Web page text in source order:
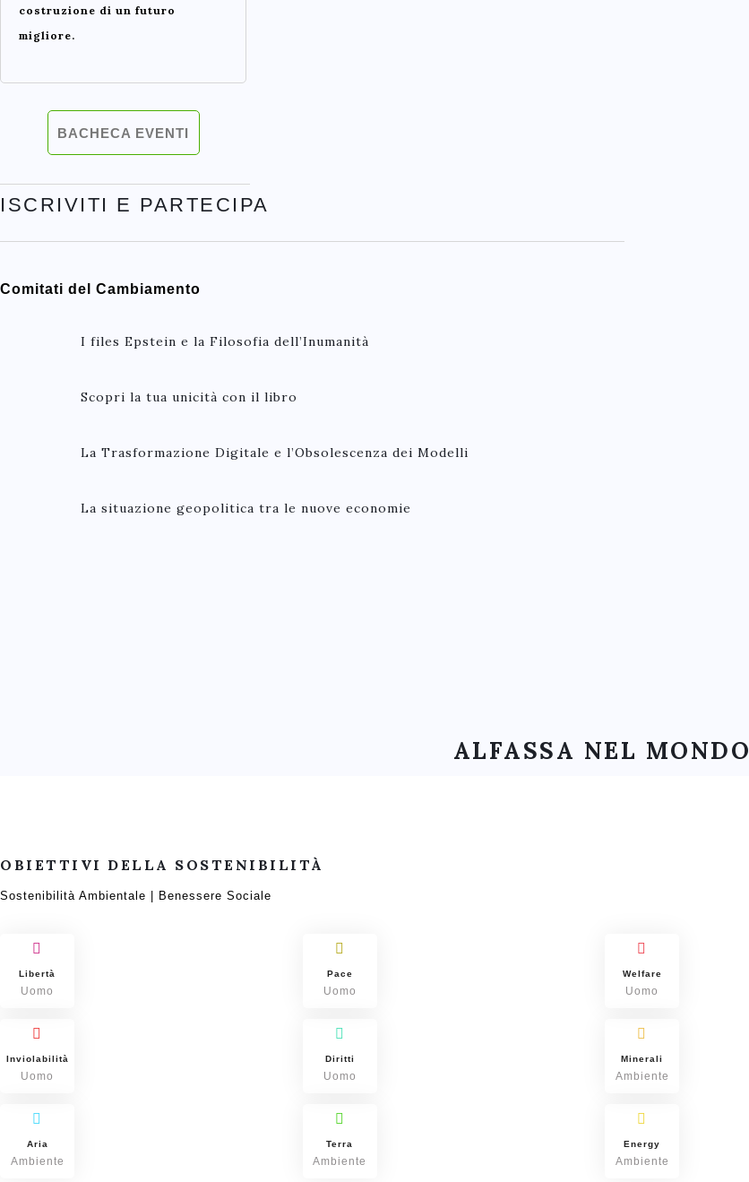
costruzione di un futuro
migliore.
BACHECA EVENTI
ISCRIVITI E PARTECIPA
Comitati del Cambiamento
I files Epstein e la Filosofia dell’Inumanità
Scopri la tua unicità con il libro
La Trasformazione Digitale e l’Obsolescenza dei Modelli
La situazione geopolitica tra le nuove economie
ALFASSA NEL MONDO
OBIETTIVI DELLA SOSTENIBILITÀ
Sostenibilità Ambientale | Benessere Sociale
Libertà
Uomo
Pace
Uomo
Welfare
Uomo
Inviolabilità
Uomo
Diritti
Uomo
Minerali
Ambiente
Aria
Ambiente
Terra
Ambiente
Energy
Ambiente